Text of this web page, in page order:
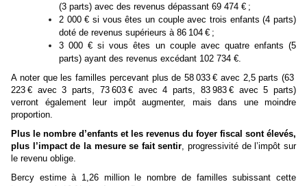
(3 parts) avec des revenus dépassant 69 474 € ;
2 000 € si vous êtes un couple avec trois enfants (4 parts)
doté de revenus supérieurs à 86 104 € ;
3 000 € si vous êtes un couple avec quatre enfants (5
parts) ayant des revenus excédant 102 734 €.
A noter que les familles percevant plus de 58 033 € avec 2,5 parts (63
223 € avec 3 parts, 73 603 € avec 4 parts, 83 983 € avec 5 parts)
verront également leur impôt augmenter, mais dans une moindre
proportion.
Plus le nombre d’enfants et les revenus du foyer fiscal sont élevés,
plus l’impact de la mesure se fait sentir, progressivité de l’impôt sur
le revenu oblige.
Bercy estime à 1,26 million le nombre de familles subissant cette